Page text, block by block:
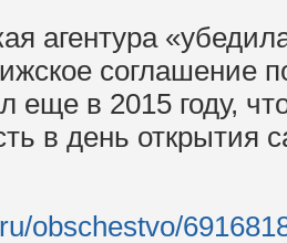
агентура
соглашение
еще в 2015 году,
в день
obschestvo/